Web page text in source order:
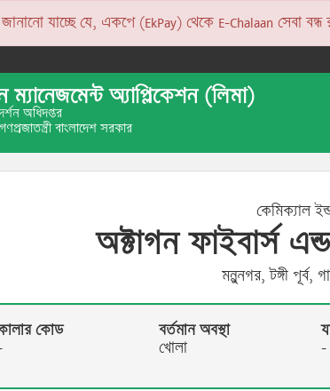
যাচ্ছে যে, একপে (EkPay) থেকে E-Chalaan সেবা বন্ধ
অ্যাপ্লিকেশন (লিমা)
অধিদপ্তর
বাংলাদেশ সরকার
কেমিক্যাল
অক্টাগন ফাইবার্স
মন্নুনগর, টঙ্গী পূর্ব,
কোড
বর্তমান অবস্থা
খোলা
-